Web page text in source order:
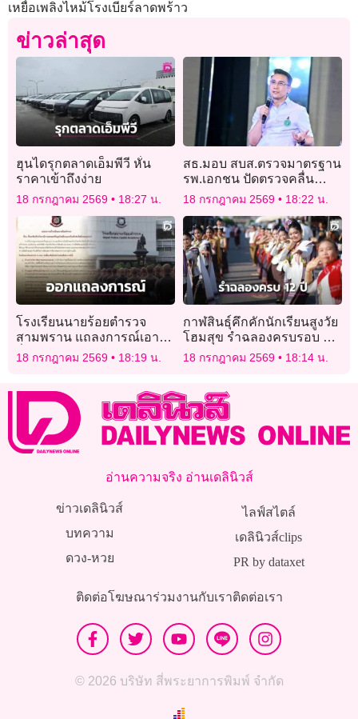
เหยื่อเพลิงไหม้โรงเบียร์ลาดพร้าว
ข่าวล่าสุด
ฮุนไดรุกตลาดเอ็มพีวี หั่น
ราคาเข้าถึงง่าย
18 กรกฎาคม 2569 18:27 น.
สธ.มอบ สบส.ตรวจมาตรฐาน
รพ.เอกชน ปัดตรวจคลื่น
ไฟฟ้าหัวใจคนไข้
18 กรกฎาคม 2569 18:22 น.
โรงเรียนนายร้อยตำรวจ
สามพราน แถลงการณ์เอาผิด
สื่อใหญ่บิดเบือนข้อมูล
18 กรกฎาคม 2569 18:19 น.
กาฬสินธุ์คึกคักนักเรียนสูงวัย
โฮมสุข รำฉลองครบรอบ 12
ปีถนนสายบุญสหัสขันธ์ไดโน
18 กรกฎาคม 2569 18:14 น.
อ่านความจริง อ่านเดลินิวส์
ข่าวเดลินิวส์
บทความ
ดวง-หวย
ไลฟ์สไตล์
เดลินิวส์clips
PR by dataxet
ติดต่อโฆษณาร่วมงานกับเราติดต่อเรา
© 2026 บริษัท สี่พระยาการพิมพ์ จำกัด